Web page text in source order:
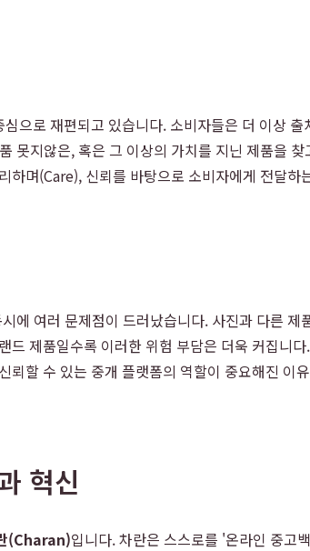
으로 재편되고 있습니다. 소비자들은 더 이상
못지않은, 혹은 그 이상의 가치를 지닌 제품을
며(Care), 신뢰를 바탕으로 소비자에게 전달
에 여러 문제점이 드러났습니다. 사진과 다른
제품일수록 이러한 위험 부담은 더욱 커집니
할 수 있는 중개 플랫폼의 역할이 중요해진 이
혁신
(Charan)입니다. 차란은 스스로를 '온라인 중고